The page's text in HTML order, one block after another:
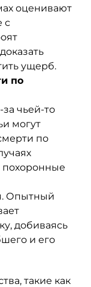
оценивают
с
ущерб.
по
за чьей-то
могут
по
похоронные
Опытный
добиваясь
и его
такие как